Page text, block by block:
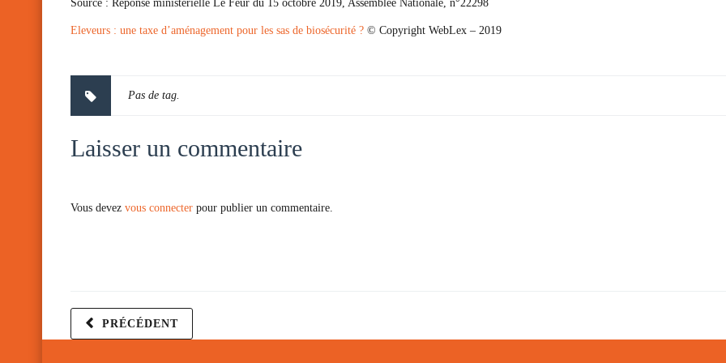
Source : Réponse ministérielle Le Feur du 15 octobre 2019, Assemblée Nationale, n°22298
Eleveurs : une taxe d’aménagement pour les sas de biosécurité ? © Copyright WebLex – 2019
Pas de tag.
Laisser un commentaire
Vous devez vous connecter pour publier un commentaire.
PRÉCÉDENT